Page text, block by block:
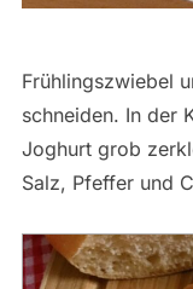
Frühlingszwiebel
schneiden. In der
Joghurt grob
Salz, Pfeffer und